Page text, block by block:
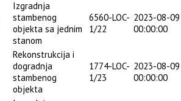
Izgradnja
stambenog
objekta sa jednim
stanom
6560-LOC-
1/22
2023-08-09
00:00:00
Rekonstrukcija i
dogradnja
stambenog
objekta
1774-LOC-
1/23
2023-08-09
00:00:00